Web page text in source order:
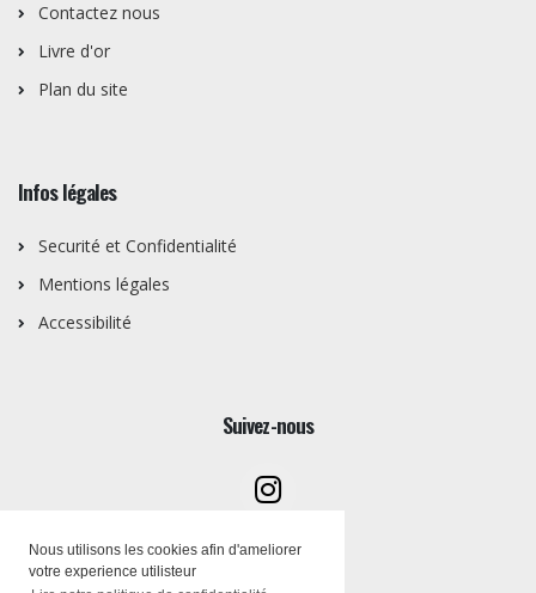
Nous utilisons les cookies afin d'ameliorer
votre experience utilisteur
Contactez nous
Livre d'or
Plan du site
Infos légales
Securité et Confidentialité
Mentions légales
Accessibilité
Suivez-nous